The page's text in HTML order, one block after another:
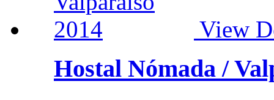
View
Hostal Nómada /